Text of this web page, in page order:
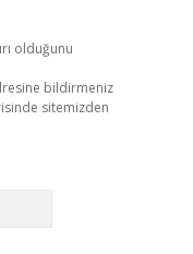
olduğunu
bildirmeniz
sitemizden